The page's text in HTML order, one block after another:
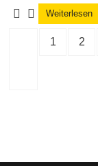
Weiterlesen
1 2